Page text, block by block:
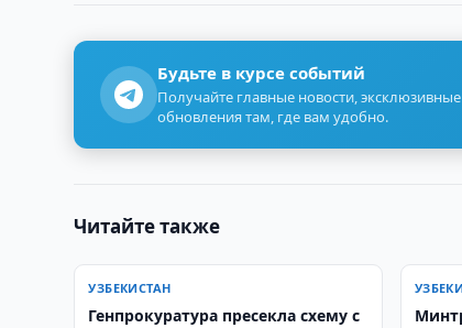
Будьте в курсе событий
Получайте главные новости,
обновления там, где вам удобно.
Читайте также
УЗБЕКИСТАН
Генпрокуратура пресекла схему с